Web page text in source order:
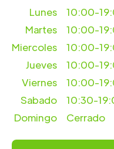
10:00-
Martes
Miercoles
Lunes
10:00-
10:00-
Jueves
10:00-
Viernes
10:00-
Sabado
10:30-
Domingo
Cerrado